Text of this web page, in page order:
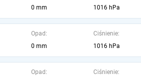
0 mm
1016 hPa
Opad:
0 mm
Ciśnienie:
1016 hPa
Opad:
Ciśnienie: